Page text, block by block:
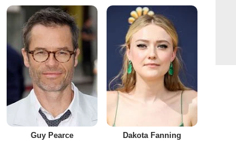
Guy Pearce Dakota Fanning